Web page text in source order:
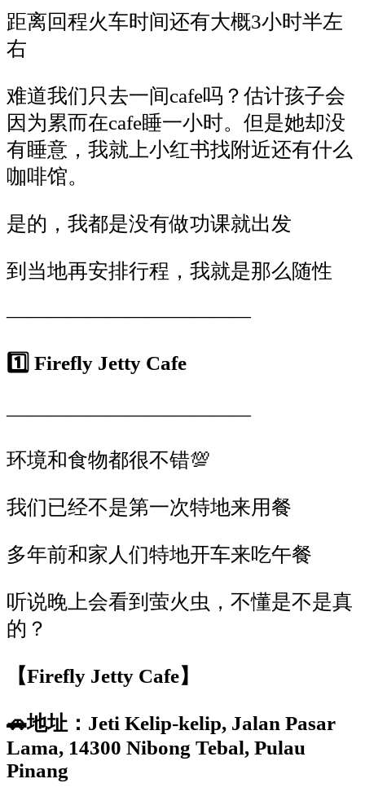
距离回程火车时间还有大概3小时半左
右
难道我们只去一间cafe吗？估计孩子会
因为累而在cafe睡一小时。但是她却没
有睡意，我就上小红书找附近还有什么
咖啡馆。
是的，我都是没有做功课就出发
到当地再安排行程，我就是那么随性
————————————
1️⃣ Firefly Jetty Cafe
————————————
环境和食物都很不错💯
我们已经不是第一次特地来用餐
多年前和家人们特地开车来吃午餐
听说晚上会看到萤火虫，不懂是不是真
的？
【Firefly Jetty Cafe】
🚗地址： Jeti Kelip-kelip, Jalan Pasar
Lama, 14300 Nibong Tebal, Pulau
Pinang